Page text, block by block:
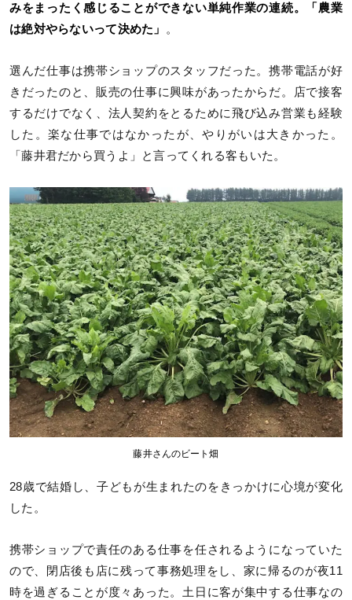
みをまったく感じることができない単純作業の連続。「農業
は絶対やらないって決めた」
。
選んだ仕事は携帯ショップのスタッフだった。携帯電話が好
きだったのと、販売の仕事に興味があったからだ。店で接客
するだけでなく、法人契約をとるために飛び込み営業も経験
した。楽な仕事ではなかったが、やりがいは大きかった。
「藤井君だから買うよ」と言ってくれる客もいた。
藤井さんのビート畑
28歳で結婚し、子どもが生まれたのをきっかけに心境が変化
した。
携帯ショップで責任のある仕事を任されるようになっていた
ので、閉店後も店に残って事務処理をし、家に帰るのが夜11
時を過ぎることが度々あった。土日に客が集中する仕事なの